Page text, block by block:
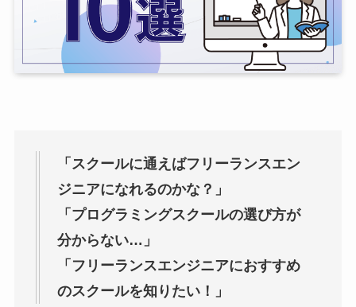
「スクールに通えばフリーランスエン
ジニアになれるのかな？」
「プログラミングスクールの選び方が
分からない…」
「フリーランスエンジニアにおすすめ
のスクールを知りたい！」